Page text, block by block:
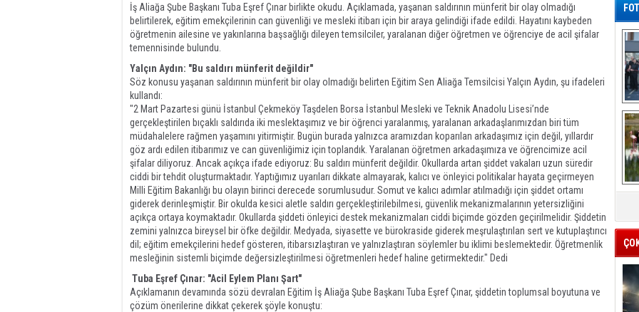
İş Aliağa Şube Başkanı Tuba Eşref Çınar birlikte okudu. Açıklamada, yaşanan saldırının münferit bir olay olmadığı
belirtilerek, eğitim emekçilerinin can güvenliği ve mesleki itibarı için bir araya gelindiği ifade edildi. Hayatını kaybeden
öğretmenin ailesine ve yakınlarına başsağlığı dileyen temsilciler, yaralanan diğer öğretmen ve öğrenciye de acil şifalar
temennisinde bulundu.
Yalçın Aydın: "Bu saldırı münferit değildir"
Söz konusu yaşanan saldırının münferit bir olay olmadığı belirten Eğitim Sen Aliağa Temsilcisi Yalçın Aydın, şu ifadeleri
kullandı:
"2 Mart Pazartesi günü İstanbul Çekmeköy Taşdelen Borsa İstanbul Mesleki ve Teknik Anadolu Lisesi’nde
gerçekleştirilen bıçaklı saldırıda iki meslektaşımız ve bir öğrenci yaralanmış, yaralanan arkadaşlarımızdan biri tüm
müdahalelere rağmen yaşamını yitirmiştir. Bugün burada yalnızca aramızdan koparılan arkadaşımız için değil, yıllardır
göz ardı edilen itibarımız ve can güvenliğimiz için toplandık. Yaralanan öğretmen arkadaşımıza ve öğrencimize acil
şifalar diliyoruz. Ancak açıkça ifade ediyoruz: Bu saldırı münferit değildir. Okullarda artan şiddet vakaları uzun süredir
ciddi bir tehdit oluşturmaktadır. Yaptığımız uyarıları dikkate almayarak, kalıcı ve önleyici politikalar hayata geçirmeyen
Milli Eğitim Bakanlığı bu olayın birinci derecede sorumlusudur. Somut ve kalıcı adımlar atılmadığı için şiddet ortamı
giderek derinleşmiştir. Bir okulda kesici aletle saldırı gerçekleştirilebilmesi, güvenlik mekanizmalarının yetersizliğini
açıkça ortaya koymaktadır. Okullarda şiddeti önleyici destek mekanizmaları ciddi biçimde gözden geçirilmelidir. Şiddetin
zemini yalnızca bireysel bir öfke değildir. Medyada, siyasette ve bürokraside giderek meşrulaştırılan sert ve kutuplaştırıcı
dil; eğitim emekçilerini hedef gösteren, itibarsızlaştıran ve yalnızlaştıran söylemler bu iklimi beslemektedir. Öğretmenlik
mesleğinin sistemli biçimde değersizleştirilmesi öğretmenleri hedef haline getirmektedir." Dedi
Tuba Eşref Çınar: "Acil Eylem Planı Şart"
Açıklamanın devamında sözü devralan Eğitim İş Aliağa Şube Başkanı Tuba Eşref Çınar, şiddetin toplumsal boyutuna ve
çözüm önerilerine dikkat çekerek şöyle konuştu: